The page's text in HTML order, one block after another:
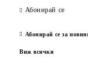
Абонирай се
Абонирай се за
Виж всички